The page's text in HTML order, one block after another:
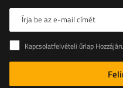
Írja be az e-mail címét
Kapcsolatfelvételi űrlap Hozzájárulok a kapcsolatfelvételi űrlapon szereplő